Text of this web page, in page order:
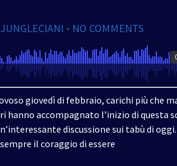
• NO COMMENTS
giovedì di febbraio, carichi più che
hanno accompagnato l’inizio di questa
discussione sui tabù di
il coraggio di essere